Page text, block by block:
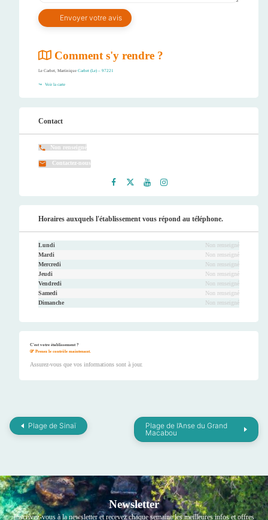
Comment s'y rendre ?
Le Carbet, Martinique Carbet (Le) – 97221
Voir la carte
Contact
Non renseigné
Contactez-nous
ook
er
be
ram
Horaires auxquels l'établissement vous répond au téléphone.
Lundi
Non renseigné
Mardi
Non renseigné
Mercredi
Non renseigné
Jeudi
Non renseigné
Vendredi
Non renseigné
Samedi
Non renseigné
Dimanche
Non renseigné
C'est votre établissement ?
Prenez le contrôle maintenant.
Assurez-vous que vos informations sont à jour.
Plage de Sinaï
Plage de l’Anse du Grand
Macabou
Newsletter
Inscrivez-vous à la newsletter et recevez chaque semaine les meilleures infos et offres